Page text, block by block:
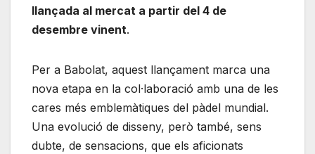
llançada al mercat a partir del 4 de
desembre vinent.
Per a Babolat, aquest llançament marca una
nova etapa en la col·laboració amb una de les
cares més emblemàtiques del pàdel mundial.
Una evolució de disseny, però també, sens
dubte, de sensacions, que els aficionats